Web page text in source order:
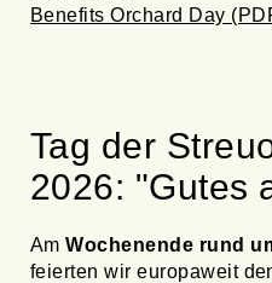
Benefits Orchard Day
Tag der
2026: "Gutes
AmWochenende rund
feierten wir europaweit